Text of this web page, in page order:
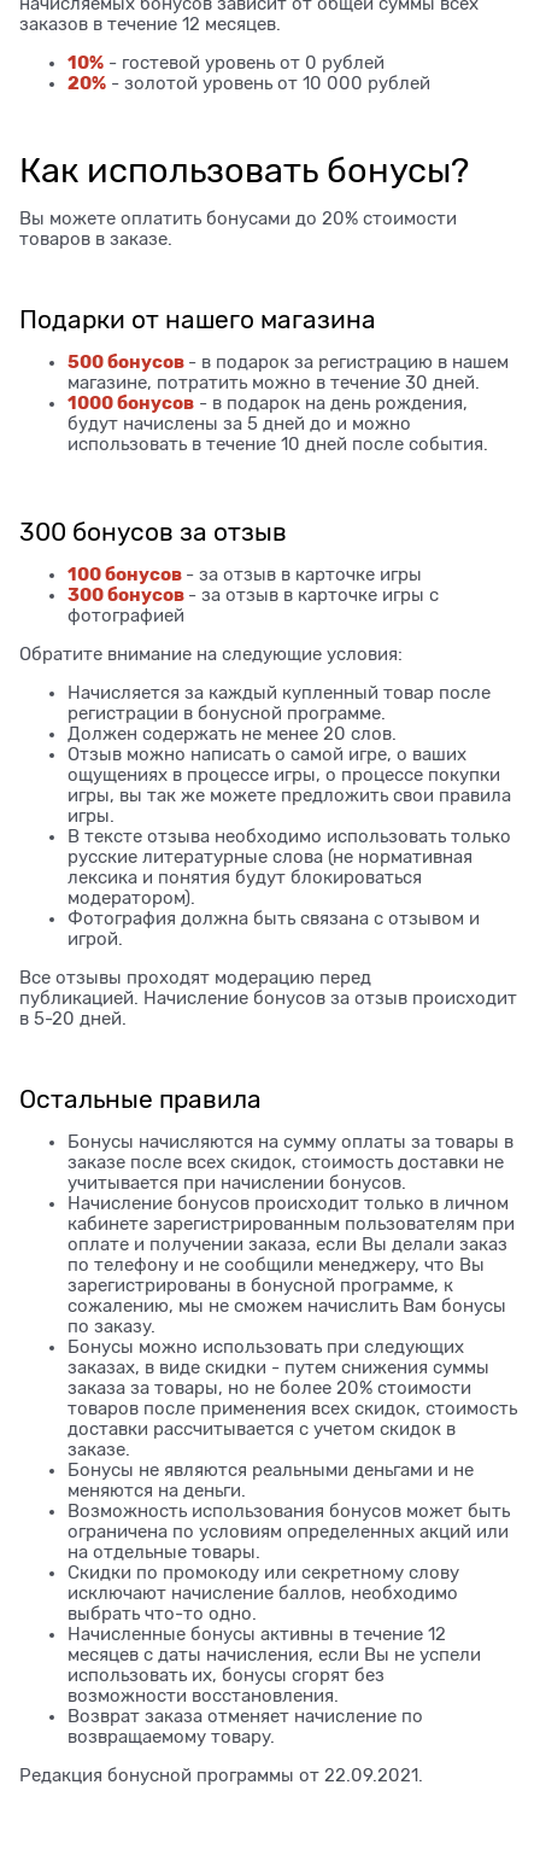
заказов в течение 12 месяцев.
10% - гостевой уровень от 0 рублей
20% - золотой уровень от 10 000 рублей
Как использовать бонусы?
Вы можете оплатить бонусами до 20% стоимости
товаров в заказе.
Подарки от нашего магазина
500 бонусов - в подарок за регистрацию в нашем
магазине, потратить можно в течение 30 дней.
1000 бонусов - в подарок на день рождения,
будут начислены за 5 дней до и можно
использовать в течение 10 дней после события.
300 бонусов за отзыв
100 бонусов - за отзыв в карточке игры
300 бонусов - за отзыв в карточке игры с
фотографией
Обратите внимание на следующие условия:
Начисляется за каждый купленный товар после
регистрации в бонусной программе.
Должен содержать не менее 20 слов.
Отзыв можно написать о самой игре, о ваших
ощущениях в процессе игры, о процессе покупки
игры, вы так же можете предложить свои правила
игры.
В тексте отзыва необходимо использовать только
русские литературные слова (не нормативная
лексика и понятия будут блокироваться
модератором).
Фотография должна быть связана с отзывом и
игрой.
Все отзывы проходят модерацию перед
публикацией. Начисление бонусов за отзыв происходит
в 5-20 дней.
Остальные правила
Бонусы начисляются на сумму оплаты за товары в
заказе после всех скидок, стоимость доставки не
учитывается при начислении бонусов.
Начисление бонусов происходит только в личном
кабинете зарегистрированным пользователям при
оплате и получении заказа, если Вы делали заказ
по телефону и не сообщили менеджеру, что Вы
зарегистрированы в бонусной программе, к
сожалению, мы не сможем начислить Вам бонусы
по заказу.
Бонусы можно использовать при следующих
заказах, в виде скидки - путем снижения суммы
заказа за товары, но не более 20% стоимости
товаров после применения всех скидок, стоимость
доставки рассчитывается с учетом скидок в
заказе.
Бонусы не являются реальными деньгами и не
меняются на деньги.
Возможность использования бонусов может быть
ограничена по условиям определенных акций или
на отдельные товары.
Скидки по промокоду или секретному слову
исключают начисление баллов, необходимо
выбрать что-то одно.
Начисленные бонусы активны в течение 12
месяцев с даты начисления, если Вы не успели
использовать их, бонусы сгорят без
возможности восстановления.
Возврат заказа отменяет начисление по
возвращаемому товару.
Редакция бонусной программы от 22.09.2021.